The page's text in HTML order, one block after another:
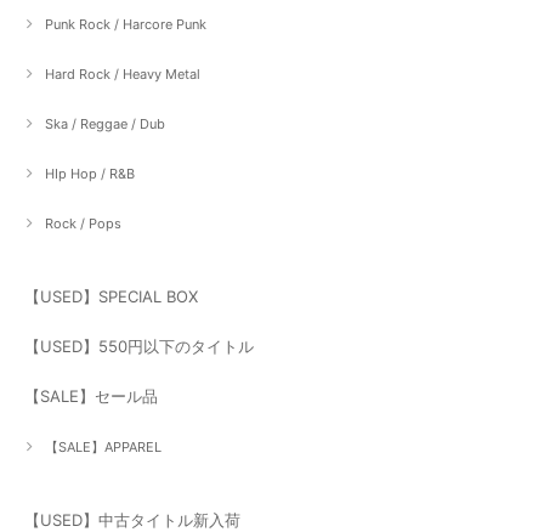
Punk Rock / Harcore Punk
Hard Rock / Heavy Metal
Ska / Reggae / Dub
HIp Hop / R&B
Rock / Pops
【USED】SPECIAL BOX
【USED】550円以下のタイトル
【SALE】セール品
【SALE】APPAREL
【USED】中古タイトル新入荷